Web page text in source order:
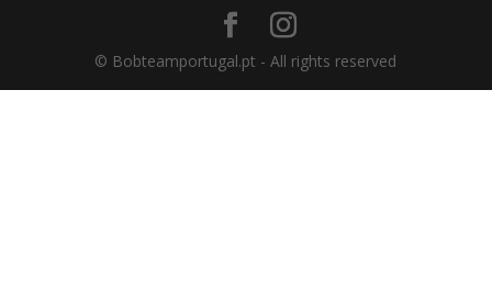
© Bobteamportugal.pt - All rights reserved